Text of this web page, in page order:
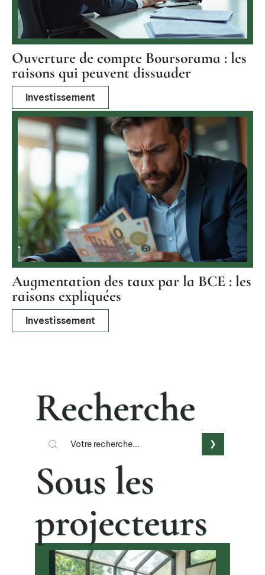
Ouverture de compte Boursorama : les
raisons qui peuvent dissuader
Investissement
Augmentation des taux par la BCE : les
raisons expliquées
Investissement
Recherche
Sous les
projecteurs